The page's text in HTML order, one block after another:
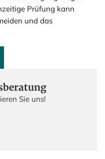
Prüfung kann
und das
Sie uns!